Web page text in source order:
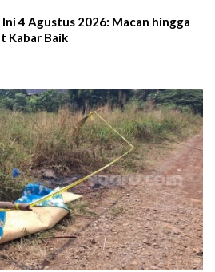
4 Agustus 2026: Macan hingga
Kabar Baik